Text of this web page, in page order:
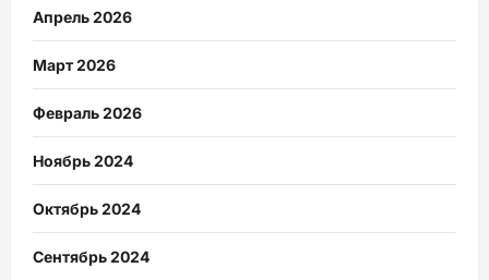
Апрель 2026
Март 2026
Февраль 2026
Ноябрь 2024
Октябрь 2024
Сентябрь 2024